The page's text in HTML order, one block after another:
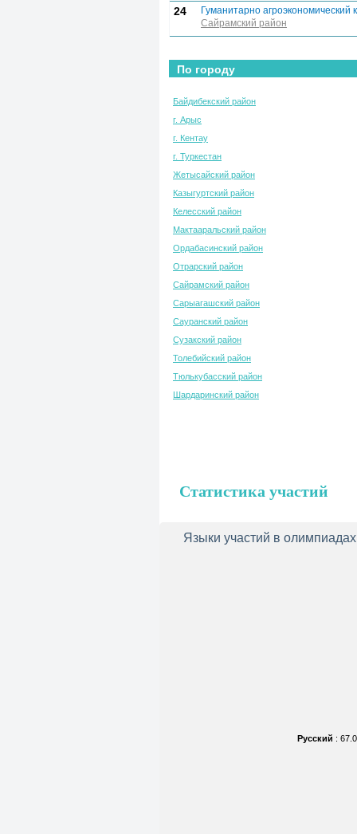
24
Гуманитарно
Сайрамский район
По городу
Байдибекский район
г. Арыс
г. Кентау
г. Туркестан
Жетысайский район
Казыгуртский район
Келесский район
Мактааральский район
Ордабасинский район
Отрарский район
Сайрамский район
Сарыагашский район
Сауранский район
Сузакский район
Толебийский район
Тюлькубасский район
Шардаринский район
Статистика участий
Языки участий в олимпиадах
Русский :